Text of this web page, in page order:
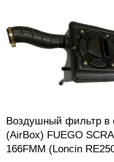
Воздушный фильтр в
(AirBox) FUEGO
166FMM (Loncin